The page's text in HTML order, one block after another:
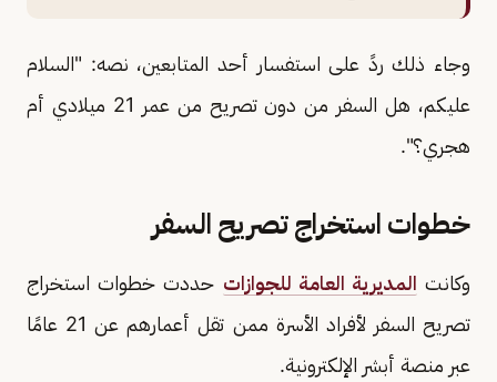
وجاء ذلك ردً على استفسار أحد المتابعين، نصه: "السلام
عليكم، هل السفر من دون تصريح من عمر 21 ميلادي أم
هجري؟".
خطوات استخراج تصريح السفر
وكانت المديرية العامة للجوازات حددت خطوات استخراج
تصريح السفر لأفراد الأسرة ممن تقل أعمارهم عن 21 عامًا
عبر منصة أبشر الإلكترونية.